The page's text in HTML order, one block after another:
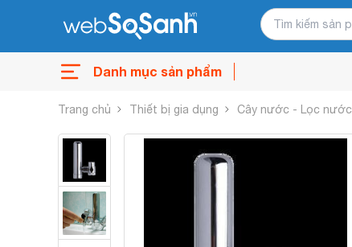
Danh mục sản phẩm
Trang chủ Thiết bị gia dụng Cây nước - Lọc nước